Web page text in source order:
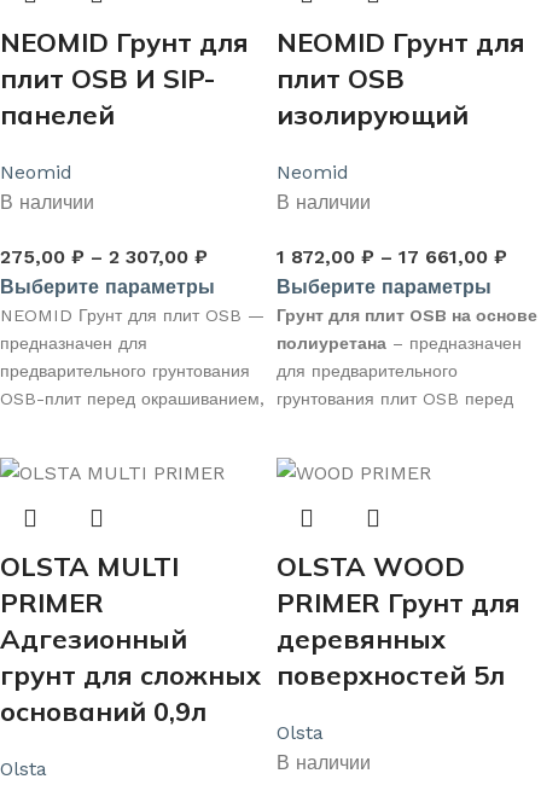
этажей или более 50 м, путях
эвакуации, концертных залах,
лестничных клетках, складах,
помещениях вместимостью
более 300 человек).
федерального закона РФ от
22.07.2008 № 123-ФЗ.
плесени, выравнивает
впитывающую способность
древесины. Образует
покрытие, увеличивает адгезию
и уменьшает расход финишного
колероваться с использованием
колеровочных паст на водной
основе.
NEOMID Грунт для
плит OSB И SIP-
панелей
Neomid
В наличии
275,00 ₽ – 2 307,00 ₽
Выберите параметры
NEOMID Грунт для плит OSB —
предназначен для
предварительного грунтования
OSB-плит перед окрашиванием,
выравнивания впитывающей
способности, с целью
увеличения адгезии и
обрабатываемых поверхностей.
Уменьшает расход и улучшает
с основанием.
NEOMID Грунт для
плит OSB
изолирующий
Neomid
В наличии
1 872,00 ₽ – 17 661,00 ₽
Выберите параметры
Грунт для плит OSB на основе
полиуретана – предназначен
для предварительного
грунтования плит OSB перед
нанесением декоративных
покрытий.
СВОЙСТВА:
Формирует на поверхности
базовое покрытие.
лакокрасочных материалов к
обрабатываемой поверхности.
способность.
Препятствует разрушению смол
OLSTA MULTI
PRIMER
Адгезионный
грунт для сложных
оснований 0,9л
Olsta
OLSTA WOOD
PRIMER Грунт для
деревянных
поверхностей 5л
Olsta
В наличии